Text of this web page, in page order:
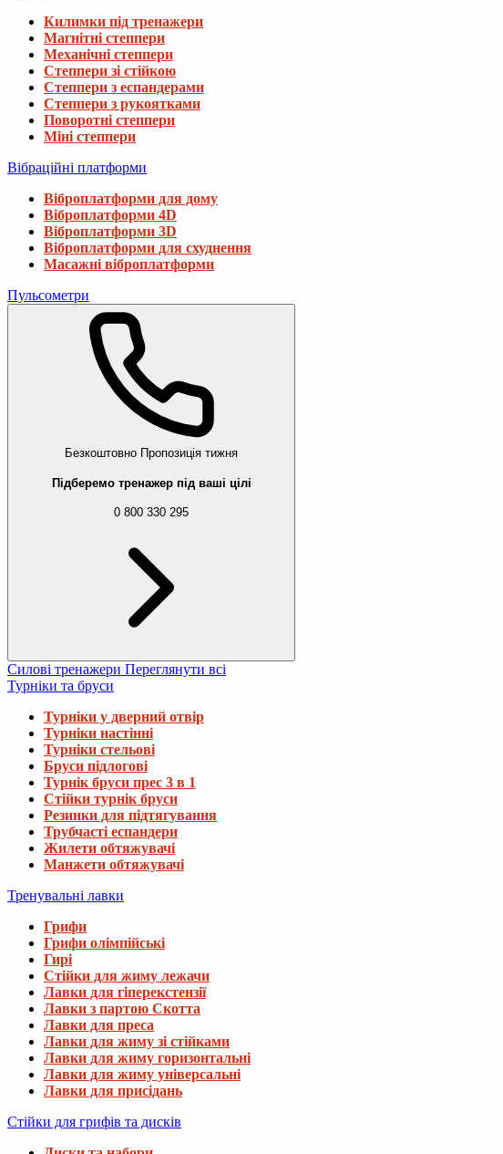
Килимки під тренажери
Магнітні степпери
Механічні степпери
Степпери зі стійкою
Степпери з еспандерами
Степпери з рукоятками
Поворотні степпери
Міні степпери
Вібраційні платформи
Віброплатформи для дому
Віброплатформи 4D
Віброплатформи 3D
Віброплатформи для схуднення
Масажні віброплатформи
Пульсометри
Безкоштовно Пропозиція тижня
Підберемо тренажер під ваші цілі
0 800 330 295
Силові тренажери Переглянути всі
Турніки та бруси
Турніки у дверний отвір
Турніки настінні
Турніки стельові
Бруси підлогові
Турнік бруси прес 3 в 1
Стійки турнік бруси
Резинки для підтягування
Трубчасті еспандери
Жилети обтяжувачі
Манжети обтяжувачі
Тренувальні лавки
Грифи
Грифи олімпійські
Гирі
Стійки для жиму лежачи
Лавки для гіперекстензії
Лавки з партою Скотта
Лавки для преса
Лавки для жиму зі стійками
Лавки для жиму горизонтальні
Лавки для жиму універсальні
Лавки для присідань
Стійки для грифів та дисків
12 888 ₴
Велотренажер Hop-Sport HS-090H Apollo'21 сріблястий
31 988 ₴